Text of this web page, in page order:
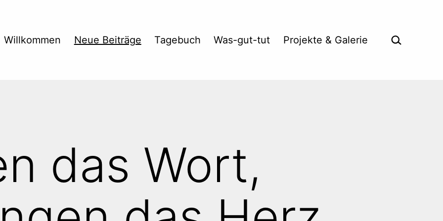
Willkommen Neue Beiträge Tagebuch Was-gut-tut Projekte & Galerie Suche …
das Wort,